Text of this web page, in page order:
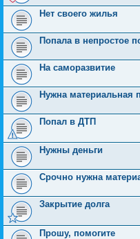
Нет своего жилья
Попала в непростое
На саморазвитие
Нужна материальная
Попал в ДТП
Нужны деньги
Срочно нужна
Закрытие долга
Прошу, помогите